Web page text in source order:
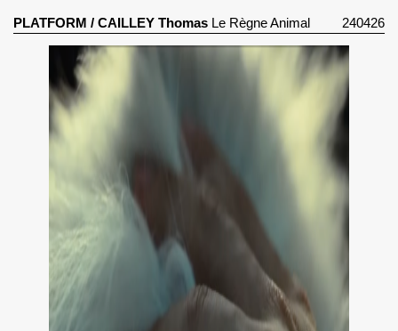
PLATFORM / CAILLEY ThomasLe Règne Animal
(2023)
240426